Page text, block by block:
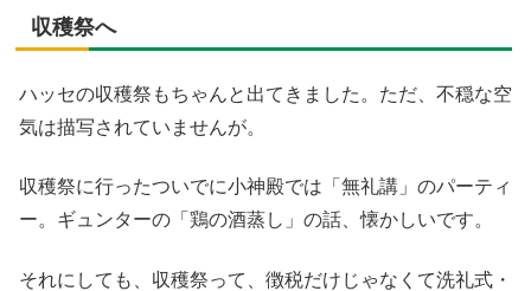
収穫祭へ
ハッセの収穫祭もちゃんと出てきました。ただ、不穏な空
気は描写されていませんが。
収穫祭に行ったついでに小神殿では「無礼講」のパーティ
ー。ギュンターの「鶏の酒蒸し」の話、懐かしいです。
それにしても、収穫祭って、徴税だけじゃなくて洗礼式・